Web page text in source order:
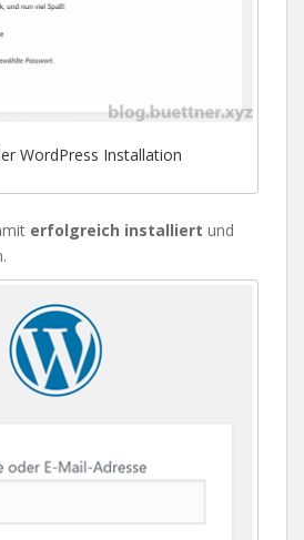
WordPress Installation
erfolgreich installiert und